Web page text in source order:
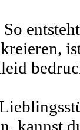
kannst